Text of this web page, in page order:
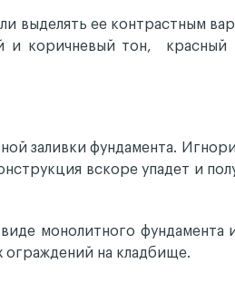
выделять ее контрастным
и коричневый тон, красный
заливки фундамента.
вскоре упадет и
монолитного фундамента
ограждений на кладбище.